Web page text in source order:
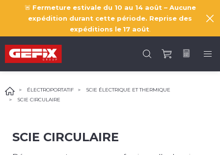
🚨 Fermeture estivale du 10 au 14 août – Aucune
expédition durant cette période. Reprise des
expéditions le 17 août
ÉLECTROPORTATIF
SCIE ÉLECTRIQUE ET THERMIQUE
SCIE CIRCULAIRE
SCIE CIRCULAIRE